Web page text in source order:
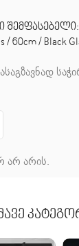
არ არის.
/ 60cm / Black